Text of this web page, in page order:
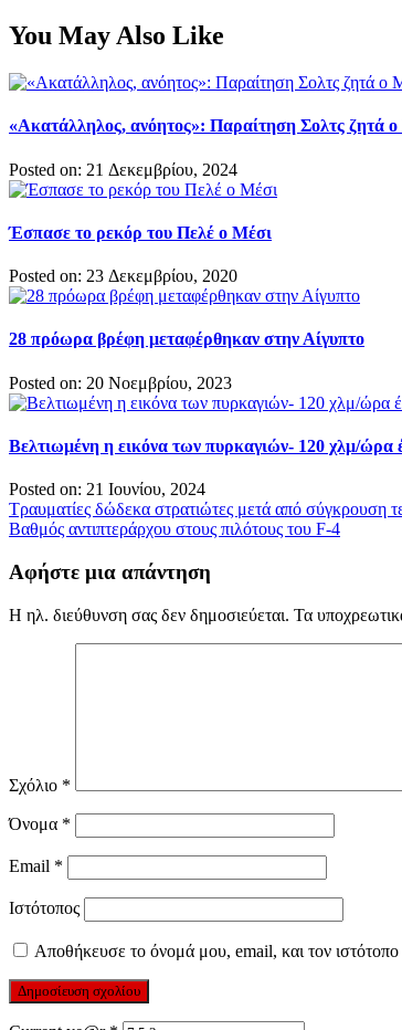
You May Also Like
«Ακατάλληλος, ανόητος»: Παραίτηση Σολτς ζητά
Posted on: 21 Δεκεμβρίου, 2024
Έσπασε το ρεκόρ του Πελέ ο Μέσι
Posted on: 23 Δεκεμβρίου, 2020
28 πρόωρα βρέφη μεταφέρθηκαν στην Αίγυπτο
Posted on: 20 Νοεμβρίου, 2023
Βελτιωμένη η εικόνα των πυρκαγιών- 120 χλμ/ώρα
Posted on: 21 Ιουνίου, 2024
Πλοήγηση
άρθρων
Τραυματίες δώδεκα στρατιώτες μετά από σύγκρουση
Βαθμός αντιπτεράρχου στους πιλότους του F-4
Αφήστε μια απάντηση
Η ηλ. διεύθυνση σας δεν δημοσιεύεται. Τα
Σχόλιο *
Όνομα *
Email *
Ιστότοπος
Αποθήκευσε το όνομά μου, email, και τον